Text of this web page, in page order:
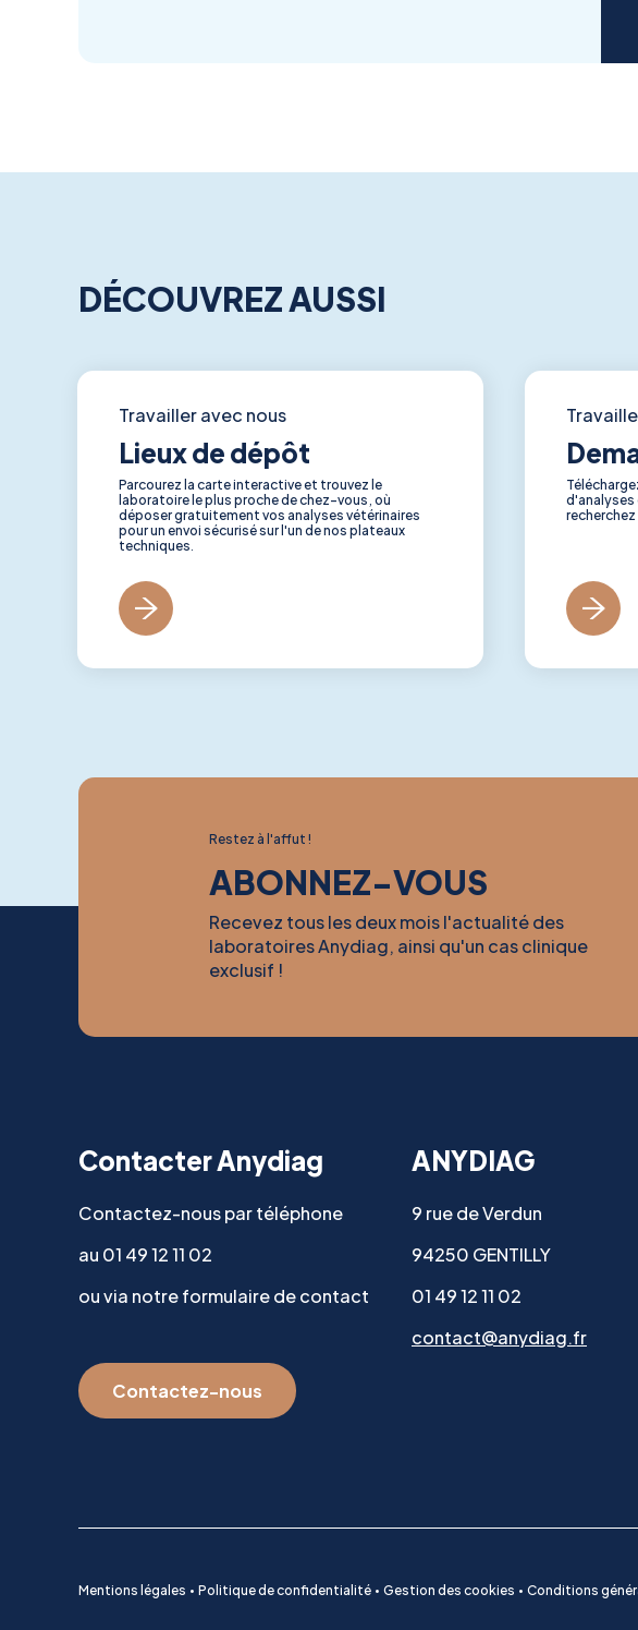
DÉCOUVREZ AUSSI
Travailler avec nous
Lieux de dépôt
Parcourez la carte interactive et trouvez le
laboratoire le plus proche de chez-vous, où
déposer gratuitement vos analyses vétérinaires
pour un envoi sécurisé sur l'un de nos plateaux
techniques.
d'analyses
recherchez
Restez à l'affut !
ABONNEZ-VOUS
Recevez tous les deux mois l'actualité des
laboratoires Anydiag, ainsi qu'un cas clinique
exclusif !
Contacter Anydiag
Contactez-nous par téléphone
au 01 49 12 11 02
ou via notre formulaire de contact
Contactez-nous
ANYDIAG
9 rue de Verdun
94250 GENTILLY
01 49 12 11 02
contact@anydiag.fr
Mentions légales Politique de confidentialité Gestion des cookies Conditions